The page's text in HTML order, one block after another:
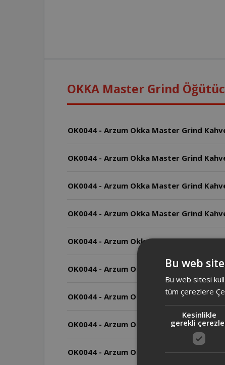
OKKA Master Grind
OK0044 - Arzum Okka Master Grind
OK0044 - Arzum Okka Master Grind
OK0044 - Arzum Okka Master Grind
OK0044 - Arzum Okka Master Grind
OK0044 - Arzum Okka Master Grind
OK0044 - Arzum Okka Master Grind
OK0044 - Arzum Okka Master Grind
OK0044 - Arzum Okka Master Grind
OK0044 - Arzum Okka Master Grind
Bu web
Bu web sitesi
tüm çerezlere
Kesinlikle
gerekli